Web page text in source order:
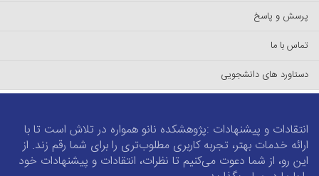
پرسش و پاسخ
تماس با ما
دستاورد های دانشجویی
انتقادات و پیشنهادات :پژوهشکده نانو همواره در تلاش است تا با
ارائه خدمات بهتر، تجربه کاربری مطلوب‌تری را برای شما رقم زند. از
این رو، از شما دعوت می‌کنیم تا نظرات، انتقادات و پیشنهادات خود